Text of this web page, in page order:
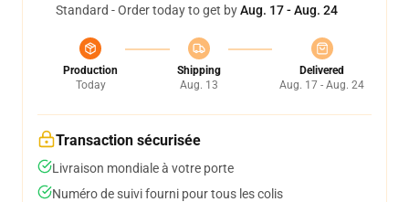
Standard - Order today to get byAug. 17 - Aug. 24
Production
Today
Shipping
Aug. 13
Delivered
Aug. 17 - Aug. 24
Transaction sécurisée
Livraison mondiale à votre porte
Numéro de suivi fourni pour tous les colis